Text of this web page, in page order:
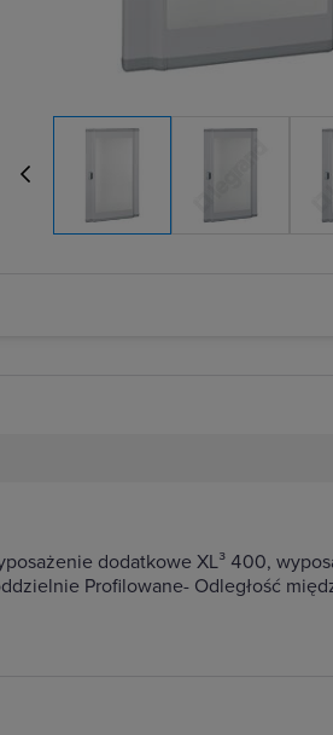
dodatkowe XL³ 400,
Profilowane- Odległość